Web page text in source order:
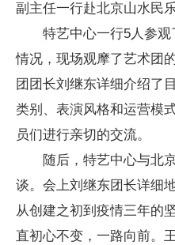
副主任一行赴北京山水民
特艺中心一行5人参
情况， 现场观摩了艺术团
团团长刘继东详细介绍了
类别、表演风格和运营模
员们进行亲切的交流。
随后，特艺中心与北
谈。会上刘继东团长详细
从创建之初到疫情三年的
直初心不变，一路向前。